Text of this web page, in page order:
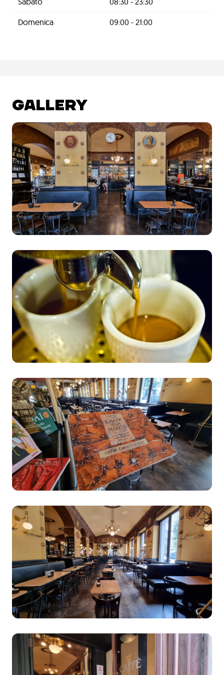
Domenica 09:00 - 21:00
GALLERY